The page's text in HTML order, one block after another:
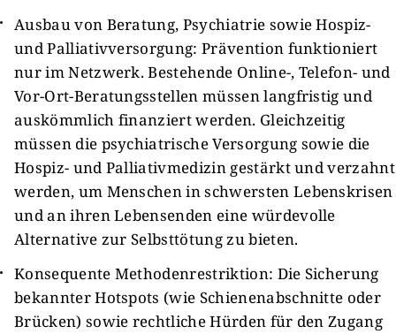
Ausbau von Beratung, Psychiatrie sowie Hospiz-
und Palliativversorgung: Prävention funktioniert
nur im Netzwerk. Bestehende Online-, Telefon- und
Vor-Ort-Beratungsstellen müssen langfristig und
auskömmlich finanziert werden. Gleichzeitig
müssen die psychiatrische Versorgung sowie die
Hospiz- und Palliativmedizin gestärkt und verzahnt
werden, um Menschen in schwersten Lebenskrisen
und an ihren Lebensenden eine würdevolle
Alternative zur Selbsttötung zu bieten.
Konsequente Methodenrestriktion: Die Sicherung
bekannter Hotspots (wie Schienenabschnitte oder
Brücken) sowie rechtliche Hürden für den Zugang